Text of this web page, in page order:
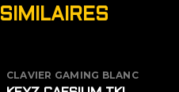
SIMILAIRES
ÉPUISÉ
CLAVIER GAMING BLANC